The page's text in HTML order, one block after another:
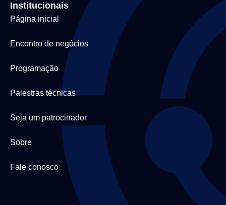
Institucionais
Página inicial
Encontro de negócios
Programação
Palestras técnicas
Seja um patrocinador
Sobre
Fale conosco